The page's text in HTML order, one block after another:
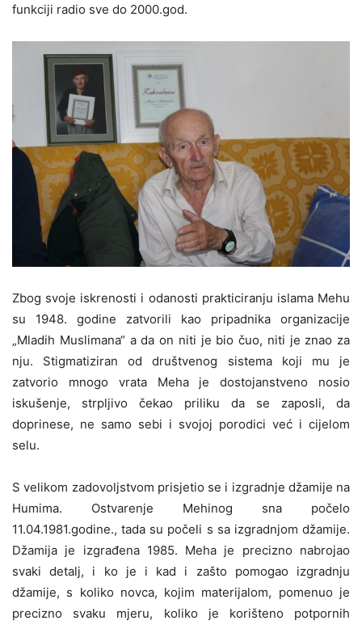
funkciji radio sve do 2000.god.
Zbog svoje iskrenosti i odanosti prakticiranju islama Mehu
su 1948. godine zatvorili kao pripadnika organizacije
„Mladih Muslimana“ a da on niti je bio čuo, niti je znao za
nju. Stigmatiziran od društvenog sistema koji mu je
zatvorio mnogo vrata Meha je dostojanstveno nosio
iskušenje, strpljivo čekao priliku da se zaposli, da
doprinese, ne samo sebi i svojoj porodici već i cijelom
selu.
S velikom zadovoljstvom prisjetio se i izgradnje džamije na
Humima. Ostvarenje Mehinog sna počelo
11.04.1981.godine., tada su počeli s sa izgradnjom džamije.
Džamija je izgrađena 1985. Meha je precizno nabrojao
svaki detalj, i ko je i kad i zašto pomogao izgradnju
džamije, s koliko novca, kojim materijalom, pomenuo je
precizno svaku mjeru, koliko je korišteno potpornih